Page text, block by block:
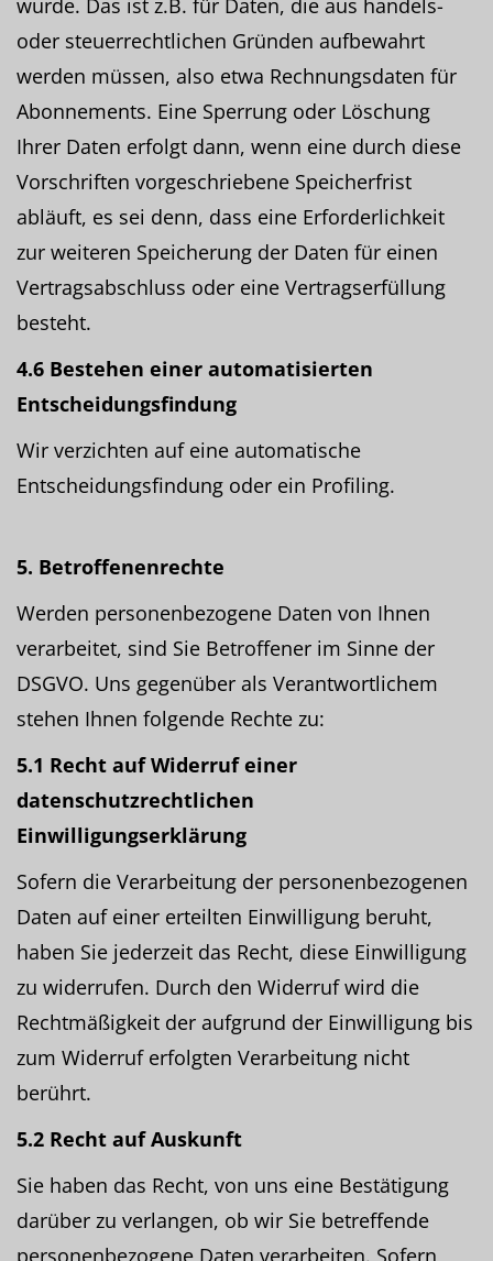
wurde. Das ist z.B. für Daten, die aus handels-
oder steuerrechtlichen Gründen aufbewahrt
werden müssen, also etwa Rechnungsdaten für
Abonnements. Eine Sperrung oder Löschung
Ihrer Daten erfolgt dann, wenn eine durch diese
Vorschriften vorgeschriebene Speicherfrist
abläuft, es sei denn, dass eine Erforderlichkeit
zur weiteren Speicherung der Daten für einen
Vertragsabschluss oder eine Vertragserfüllung
besteht.
4.6 Bestehen einer automatisierten
Entscheidungsfindung
Wir verzichten auf eine automatische
Entscheidungsfindung oder ein Profiling.
5. Betroffenenrechte
Werden personenbezogene Daten von Ihnen
verarbeitet, sind Sie Betroffener im Sinne der
DSGVO. Uns gegenüber als Verantwortlichem
stehen Ihnen folgende Rechte zu:
5.1 Recht auf Widerruf einer
datenschutzrechtlichen
Einwilligungserklärung
Sofern die Verarbeitung der personenbezogenen
Daten auf einer erteilten Einwilligung beruht,
haben Sie jederzeit das Recht, diese Einwilligung
zu widerrufen. Durch den Widerruf wird die
Rechtmäßigkeit der aufgrund der Einwilligung bis
zum Widerruf erfolgten Verarbeitung nicht
berührt.
5.2 Recht auf Auskunft
Sie haben das Recht, von uns eine Bestätigung
darüber zu verlangen, ob wir Sie betreffende
personenbezogene Daten verarbeiten. Sofern